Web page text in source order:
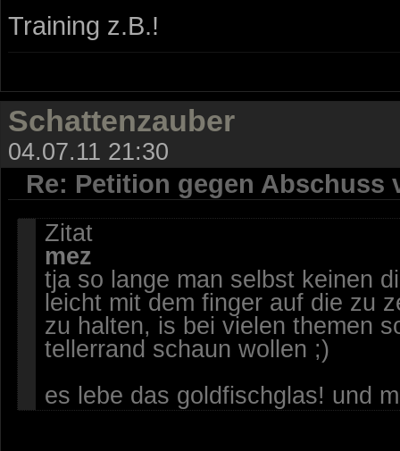
Training z.B.!
Schattenzauber
04.07.11 21:30
Re: Petition gegen Abschuss
Zitat
mez
tja so lange man selbst keinen
leicht mit dem finger auf die zu
zu halten, is bei vielen themen
tellerrand schaun wollen ;)
es lebe das goldfischglas! und